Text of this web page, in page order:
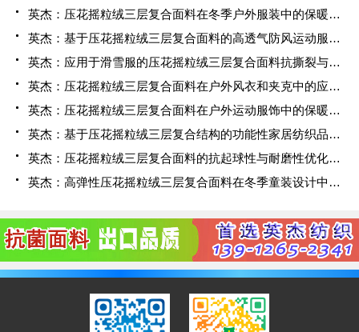
英杰：压花摇粒绒三层复合面料在冬季户外服装中的保暖性能优化研究
英杰：基于压花摇粒绒三层复合面料的高透气防风运动服饰开发
英杰：应用于滑雪服的压花摇粒绒三层复合面料抗撕裂与耐磨性提升技术
英杰：压花摇粒绒三层复合面料在户外风衣和夹克中的应用与性能
英杰：压花摇粒绒三层复合面料在户外运动服饰中的保暖与透气性能研究
英杰：基于压花摇粒绒三层复合结构的功能性家居纺织品开发与应用
英杰：压花摇粒绒三层复合面料的抗起球性与耐磨性优化技术分析
英杰：高弹性压花摇粒绒三层复合面料在冬季童装设计中的应用实践